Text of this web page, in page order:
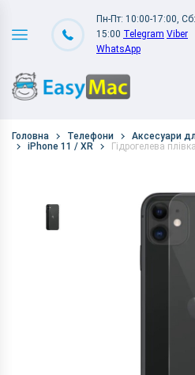
Пн-Пт: 10:00-17:00,
15:00 Telegram Viber
WhatsApp
Головна Телефони
Аксесуари
iPhone 11 / XR
Гідрогелева